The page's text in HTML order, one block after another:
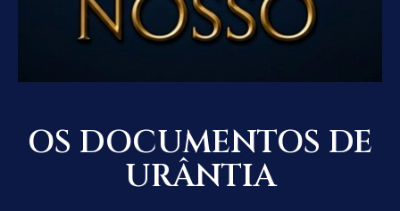
OS DOCUMENTOS DE
URÂNTIA